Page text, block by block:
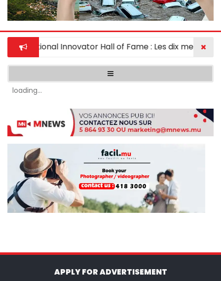
National Innovator Hall of Fame : Les dix meilleurs
loading...
APPLY FOR ADVERTISEMENT